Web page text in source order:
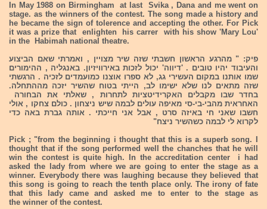
In May 1988 on Birmingham at last Svika , Dana and me went on
stage. as the winners of the contest. The song made a history and
he became the sign of tolerence and accepting the other. For Pick
it was a prize that enlighten his carrer with his show 'Mary Lou'
in the Habimah national theatre.
פיק: " מהרגע הראשון חשבתי שזה שיר מצויין , ואמרתי שאם הביצוע
והעיבוד יהיו טובים . 'דיווה' יכול לזכות באירוויזיון. באנגליה , ההימורים
שמו אותנו במקום העשירי גג, לא ספרו אוצנו כמועמדים לזכיה . הרגשתי
שזה מתאים לנו שלא ישימו לב, הייתי בטוח שהשיר יזכה מההתחלה.
בחדר שבו מקבלים האקרידיטציות לתחרות , שאלתי את הבחורה
האחראית מהבי-בי-סי מאיפה עולים לבמה שיש ניצחון . כולם צחקו , אולי
חשבו שאני חי באיזה סרט , אבל אני חייכתי . אותה גברת באה כדי
לקרוא לי לבמה כשהשיר ניצח"
Pick ; "from the beginning i thought that this is a superb song. I
thought that if the song performed well the chanches that he will
win the contest is quite high. In the accreditation center i had
asked the lady from where we are going to enter the stage as a
winner. Everybody there was laughing because they believed that
this song is going to reach the tenth place only. The irony of fate
that this lady came and asked me to enter to the stage as
the winner of the contest.